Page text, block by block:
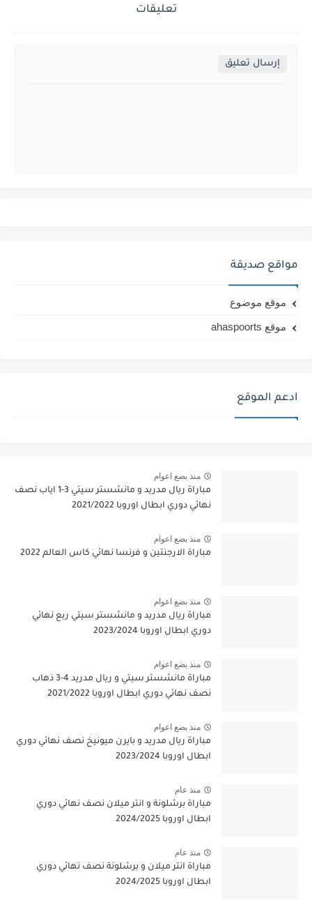
تعليقات
إرسال تعليق
مواقع صديقة
موقع موضوع
موقع ahaspoorts
ادعم الموقع
منذ بضع اعوام
مباراة ريال مدريد و مانشستر سيتي 3-1 اياب نصف
نهائي دوري ابطال اوروبا 2021/2022
منذ بضع اعوام
مباراة الارجنتين و فرنسا نهائي كاس العالم 2022
منذ بضع اعوام
مباراة ريال مدريد و مانشستر سيتي ربع نهائي
دوري ابطال اوروبا 2023/2024
منذ بضع اعوام
مباراة مانشستر سيتي و ريال مدريد 4-3 ذهاب
نصف نهائي دوري ابطال اوروبا 2021/2022
منذ بضع اعوام
مباراة ريال مدريد و بايرن ميونيخ نصف نهائي دوري
ابطال اوروبا 2023/2024
منذ عام
مباراة برشلونة و انتر ميلان نصف نهائي دوري
ابطال اوروبا 2024/2025
منذ عام
مباراة انتر ميلان و برشلونة نصف نهائي دوري
ابطال اوروبا 2024/2025